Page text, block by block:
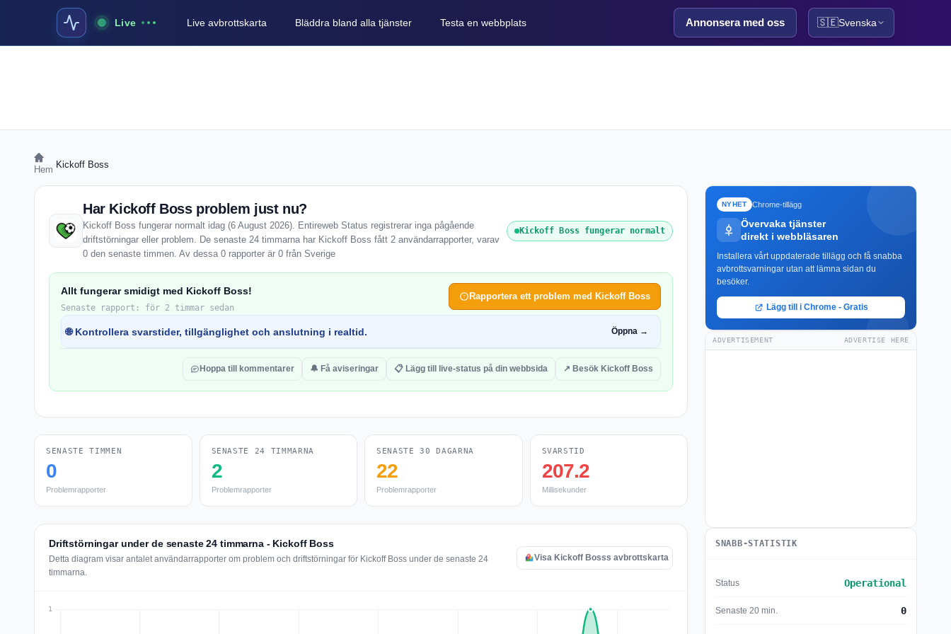
Live Live avbrottskarta Bläddra bland alla tjänster Testa en webbplats Annonsera med oss 🇸🇪Svenska
Hem Kickoff Boss
Har Kickoff Boss problem just nu?
Kickoff Boss fungerar normalt idag (6 August 2026). Entireweb Status registrerar inga pågående
driftstörningar eller problem. De senaste 24 timmarna har Kickoff Boss fått 2 användarrapporter, varav
0 den senaste timmen. Av dessa 0 rapporter är 0 från Sverige
Kickoff Boss fungerar normalt
Allt fungerar smidigt med Kickoff Boss!
Senaste rapport: för 2 timmar sedan
Rapportera ett problem med Kickoff Boss
🌐 Kontrollera svarstider, tillgänglighet och anslutning i realtid. Öppna →
Hoppa till kommentarer 🔔 Få aviseringar 📋 Lägg till live-status på din webbsida ↗ Besök Kickoff Boss
SENASTE TIMMEN
0
Problemrapporter
SENASTE 24 TIMMARNA
2
Problemrapporter
SENASTE 30 DAGARNA
22
Problemrapporter
SVARSTID
207.2
Millisekunder
Driftstörningar under de senaste 24 timmarna - Kickoff Boss
Detta diagram visar antalet användarrapporter om problem och driftstörningar för Kickoff Boss under de senaste 24
timmarna.
Visa Kickoff Bosss avbrottskarta
NYHET Chrome-tillägg
Övervaka tjänster
direkt i webbläsaren
Installera vårt uppdaterade tillägg och få snabba
avbrottsvarningar utan att lämna sidan du
besöker.
Lägg till i Chrome - Gratis
ADVERTISEMENT ADVERTISE HERE
SNABB-STATISTIK
Status Operational
Senaste 20 min. 0